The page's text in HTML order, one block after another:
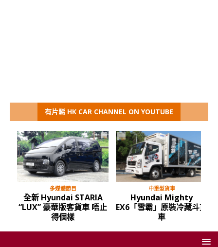
有片睇 HK CAR CHANNEL ON YOUTUBE
多媒體節目
全新 Hyundai STARIA
“LUX” 豪華版客貨車 唔止
得個樣
中重型貨車
Hyundai Mighty
EX6「雪霸」原裝冷藏斗貨
車